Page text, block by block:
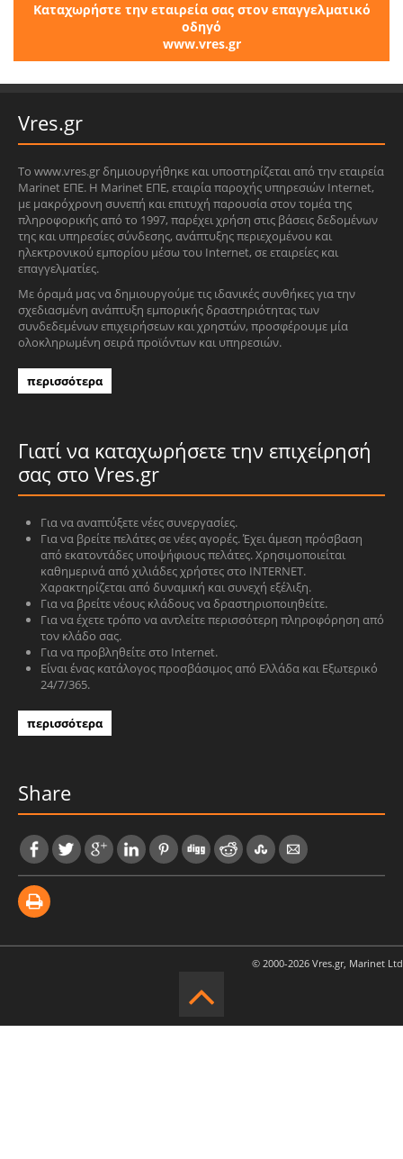
Καταχωρήστε την εταιρεία σας στον επαγγελματικό
οδηγό
www.vres.gr
Vres.gr
Το www.vres.gr δημιουργήθηκε και υποστηρίζεται από την εταιρεία
Marinet ΕΠΕ. Η Marinet ΕΠΕ, εταιρία παροχής υπηρεσιών Internet,
με μακρόχρονη συνεπή και επιτυχή παρουσία στον τομέα της
πληροφορικής από το 1997, παρέχει χρήση στις βάσεις δεδομένων
της και υπηρεσίες σύνδεσης, ανάπτυξης περιεχομένου και
ηλεκτρονικού εμπορίου μέσω του Internet, σε εταιρείες και
επαγγελματίες.
Με όραμά μας να δημιουργούμε τις ιδανικές συνθήκες για την
σχεδιασμένη ανάπτυξη εμπορικής δραστηριότητας των
συνδεδεμένων επιχειρήσεων και χρηστών, προσφέρουμε μία
ολοκληρωμένη σειρά προϊόντων και υπηρεσιών.
περισσότερα
Γιατί να καταχωρήσετε την επιχείρησή
σας στο Vres.gr
Για να αναπτύξετε νέες συνεργασίες.
Για να βρείτε πελάτες σε νέες αγορές. Έχει άμεση πρόσβαση
από εκατοντάδες υποψήφιους πελάτες. Χρησιμοποιείται
καθημερινά από χιλιάδες χρήστες στο INTERNET.
Χαρακτηρίζεται από δυναμική και συνεχή εξέλιξη.
Για να βρείτε νέους κλάδους να δραστηριοποιηθείτε.
Για να έχετε τρόπο να αντλείτε περισσότερη πληροφόρηση από
τον κλάδο σας.
Για να προβληθείτε στο Internet.
Είναι ένας κατάλογος προσβάσιμος από Ελλάδα και Εξωτερικό
24/7/365.
περισσότερα
Share
© 2000-2026 Vres.gr, Marinet Ltd